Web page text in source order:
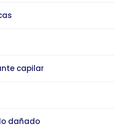
capilar
dañado